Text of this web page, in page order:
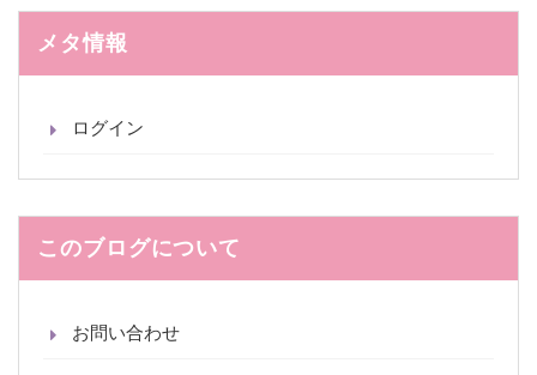
イ
ブ
メタ情報
ログイン
このブログについて
お問い合わせ